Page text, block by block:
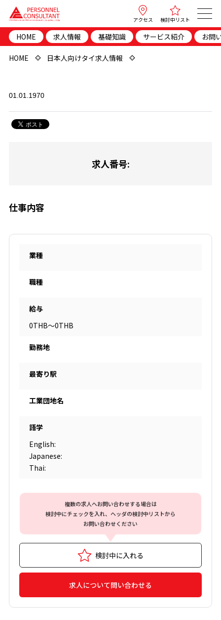
アクセス 検討中リスト
HOME 求人情報 基礎知識 サービス紹介 お問
HOME 日本人向けタイ求人情報
01.01.1970
求人番号:
仕事内容
業種
職種
給与
0THB～0THB
勤務地
最寄り駅
工業団地名
語学
English:
Japanese:
Thai:
検討中に入れる
複数の求人へお問い合わせする場合は
検討中にチェックを入れ、ヘッダの検討中リストから
お問い合わせください
求人について問い合わせる